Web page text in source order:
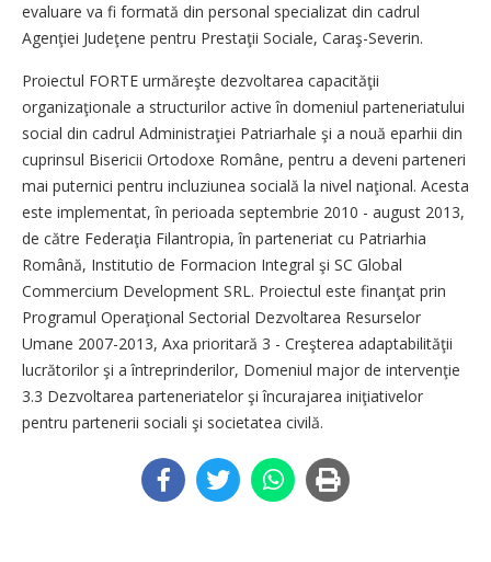
evaluare va fi formată din personal specializat din cadrul
Agenţiei Judeţene pentru Prestaţii Sociale, Caraş-Severin.
Proiectul FORTE urmăreşte dezvoltarea capacităţii
organizaţionale a structurilor active în domeniul parteneriatului
social din cadrul Administraţiei Patriarhale şi a nouă eparhii din
cuprinsul Bisericii Ortodoxe Române, pentru a deveni parteneri
mai puternici pentru incluziunea socială la nivel naţional. Acesta
este implementat, în perioada septembrie 2010 - august 2013,
de către Federaţia Filantropia, în parteneriat cu Patriarhia
Română, Institutio de Formacion Integral şi SC Global
Commercium Development SRL. Proiectul este finanţat prin
Programul Operaţional Sectorial Dezvoltarea Resurselor
Umane 2007-2013, Axa prioritară 3 - Creşterea adaptabilităţii
lucrătorilor şi a întreprinderilor, Domeniul major de intervenţie
3.3 Dezvoltarea parteneriatelor şi încurajarea iniţiativelor
pentru partenerii sociali şi societatea civilă.